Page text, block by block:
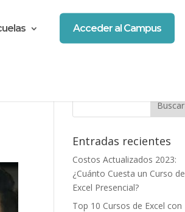
Acceder al Campus
Entradas recientes
Costos Actualizados 2023:
¿Cuánto Cuesta un Curso de
Excel Presencial?
Top 10 Cursos de Excel con